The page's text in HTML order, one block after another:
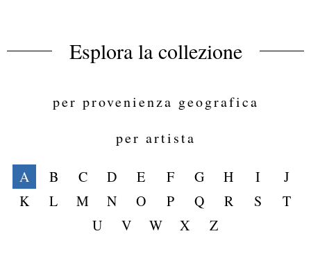
Esplora la collezione
per provenienza geografica
per artista
A B C D E F G H I
J
K
L M N O P Q R S
T
U
V W X Z